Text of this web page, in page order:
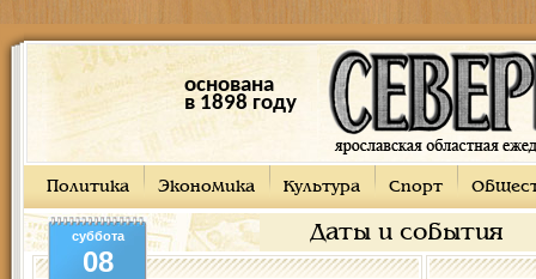
основана
в 1898 году
Политика Экономика Культура Спорт
Даты и события
суббота
08